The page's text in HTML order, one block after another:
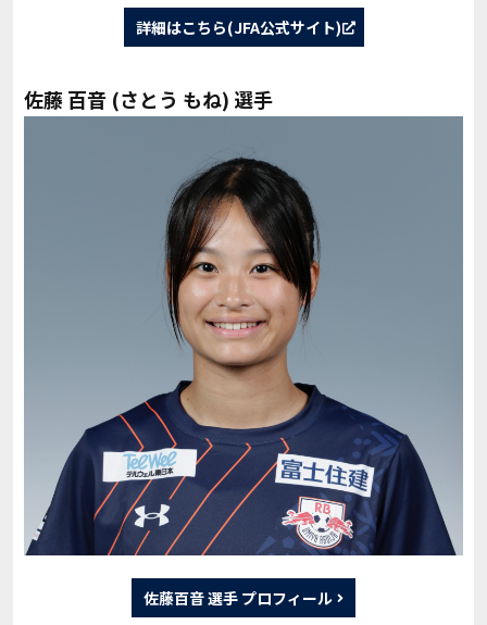
詳細はこちら(JFA公式サイト)
佐藤 百音 (さとう もね) 選手
佐藤百音 選手 プロフィール